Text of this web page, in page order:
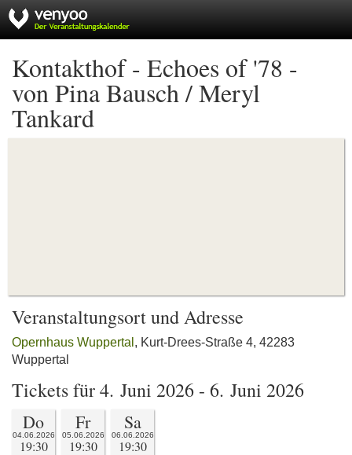
Kontakthof - Echoes of '78 -
von Pina Bausch / Meryl
Tankard
Veranstaltungsort und Adresse
Opernhaus Wuppertal , Kurt-Drees-Straße 4, 42283
Wuppertal
Tickets für 4. Juni 2026 - 6. Juni 2026
Do
04.06.2026
19:30
Fr
05.06.2026
19:30
Sa
06.06.2026
19:30